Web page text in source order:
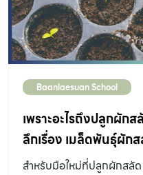
Baanlaesuan School
เพราะอะไรถึงปลูกผักส
ลึกเรื่อง เมล็ดพันธุ์ผัก
สำหรับมือใหม่ที่ปลูกผักสลั